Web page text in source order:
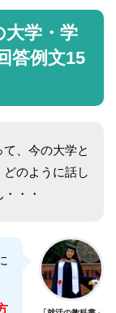
大学・学
答例文15
、今の大学と
のように話し
・・